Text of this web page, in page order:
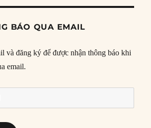
BÁO QUA EMAIL
và đăng ký để được nhận thông báo khi
email.